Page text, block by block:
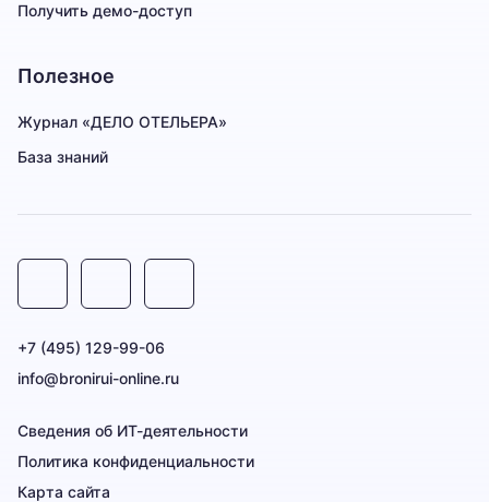
Получить демо-доступ
Полезное
Журнал «ДЕЛО ОТЕЛЬЕРА»
База знаний
+7 (495) 129-99-06
info@bronirui-online.ru
Сведения об ИТ-деятельности
Политика конфиденциальности
Карта сайта